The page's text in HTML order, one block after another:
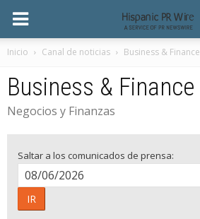
Inicio Canal de noticias Business & Finance
Business & Finance
Negocios y Finanzas
Saltar a los comunicados de prensa:
IR